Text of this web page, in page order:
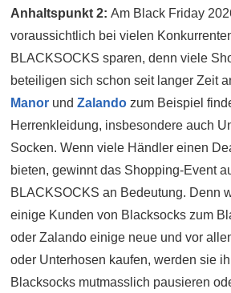
Anhaltspunkt 2: Am Black Friday
voraussichtlich bei vielen
BLACKSOCKS sparen, denn viele
beteiligen sich schon seit langer Zeit
Manor und Zalando zum Beispiel
Herrenkleidung, insbesondere auch
Socken. Wenn viele Händler einen
bieten, gewinnt das Shopping-Event
BLACKSOCKS an Bedeutung. Denn
einige Kunden von Blacksocks zum
oder Zalando einige neue und vor
oder Unterhosen kaufen, werden sie
Blacksocks mutmasslich pausieren